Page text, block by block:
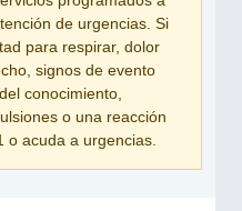
de urgencias. Si
para respirar, dolor
signos de evento
conocimiento,
o una reacción
o acuda a urgencias.